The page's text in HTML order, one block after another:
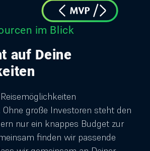
im Blick
auf Deine
große Investoren steht den
nur ein knappes Budget zur
finden wir passende